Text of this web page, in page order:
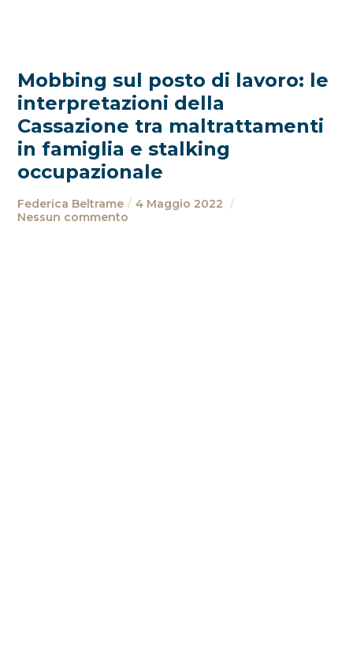
Mobbing sul posto di lavoro: le
interpretazioni della
Cassazione tra maltrattamenti
in famiglia e stalking
occupazionale
Federica Beltrame
4 Maggio 2022
Nessun commento